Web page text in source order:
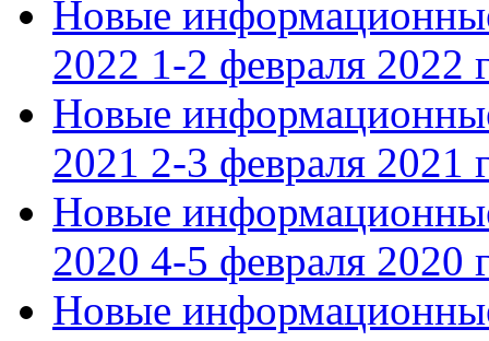
Новые
2022 1-2 февраля 2022
Новые
2021 2-3 февраля 2021
Новые
2020 4-5 февраля 2020
Новые